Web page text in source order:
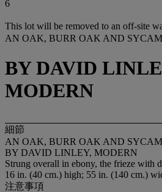
6
This lot will be removed to an off-site
AN OAK, BURR OAK AND
BY DAVID
MODERN
細節
AN OAK, BURR OAK AND
BY DAVID LINLEY, MODERN
Strung overall in ebony, the frieze with
16 in. (40 cm.) high; 55 in. (140 cm.)
注意事項